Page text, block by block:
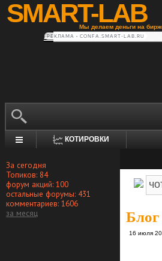
SMART-LAB
Мы делаем деньги на
РЕКЛАМА • CONFA.SMART-LAB.RU
КОТИРОВКИ
За сегодня
Топиков: 84
форум акций: 100
остальные форумы: 431
комментариев: 1606
за месяц
16 июля